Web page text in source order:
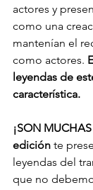
actores y
como una
mantenían el
como actores.
leyendas de
característica.
¡SON
edición te
leyendas del
que no